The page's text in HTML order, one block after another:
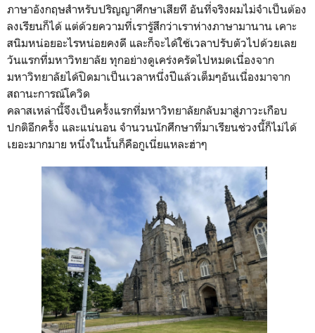
ภาษาอังกฤษสำหรับปริญญาศึกษาเสียที อันที่จริงผมไม่จำเป็นต้อง
ลงเรียนก็ได้ แต่ด้วยความที่เรารู้สึกว่าเราห่างภาษามานาน เคาะ
สนิมหน่อยอะไรหน่อยคงดี และก็จะได้ใช้เวลาปรับตัวไปด้วยเลย
วันแรกที่มหาวิทยาลัย ทุกอย่างดูเคร่งครัดไปหมดเนื่องจาก
มหาวิทยาลัยได้ปิดมาเป็นเวลาหนึ่งปีแล้วเต็มๆอันเนื่องมาจาก
สถานะการณ์โควิด
คลาสเหล่านี้จึงเป็นครั้งแรกที่มหาวิทยาลัยกลับมาสู่ภาวะเกือบ
ปกติอีกครั้ง และแน่นอน จำนวนนักศึกษาที่มาเรียนช่วงนี้ก็ไม่ได้
เยอะมากมาย หนึ่งในนั้นก็คือกูเนี่ยแหละฮ่าๆ